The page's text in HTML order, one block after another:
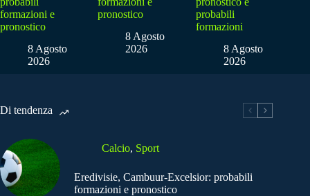
formazioni e
pronostico
8 Agosto
2026
pronostico
8 Agosto
2026
probabili
formazioni
8 Agosto
2026
Di tendenza
Calcio, Sport
Eredivisie, Cambuur-Excelsior: probabili
formazioni e pronostico